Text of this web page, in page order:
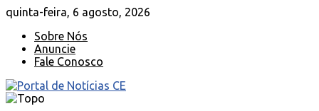
quinta-feira, 6 agosto, 2026
Sobre Nós
Anuncie
Fale Conosco